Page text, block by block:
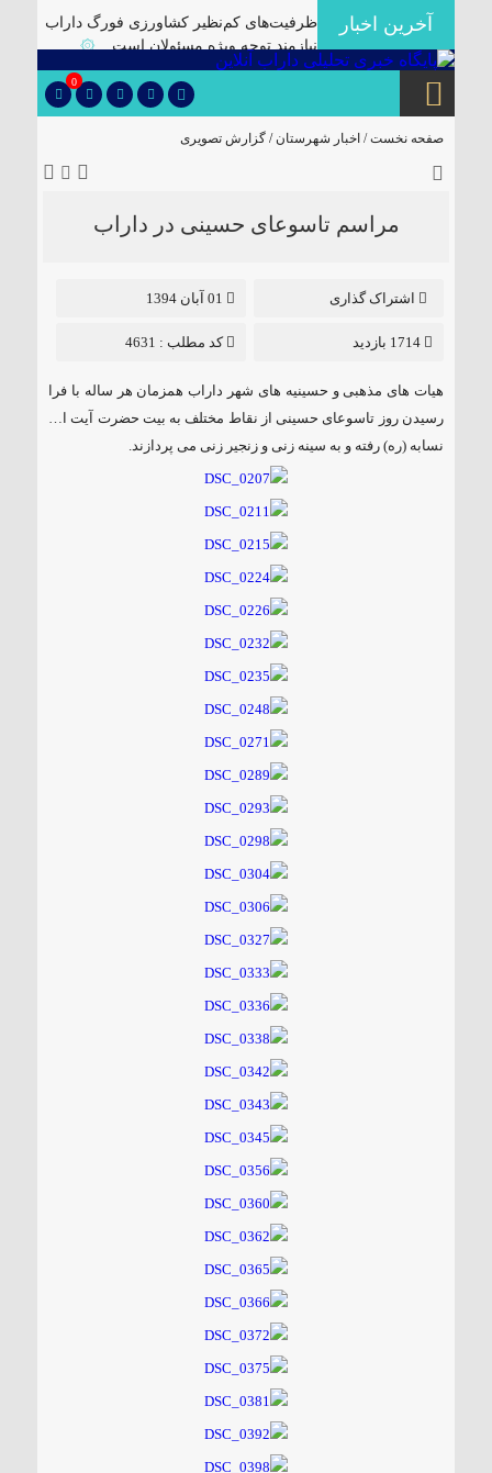
آخرین اخبار
ظرفیت‌های کم‌نظیر کشاورزی فورگ داراب
نیازمند توجه ویژه مسئولان است
۞
برگزاری آیین تودیع و معارفه بخشداران
شهرستان داراب با حضور مدیرکل سیاسی
🔴دارابگرد فارس در مسیر یونسکو/تدوین
نقشه راه ۵ ساله برای بازشناسی هویت
کشف ۱۰ هزار لیتر گازوئیل قاچاق در
یک فوتی بر اثر ریزش آوار در معدن منگنز
🔺انهدام باند توزیع موادمخدر در داراب/
باند
۞
۱۸۵ مگاواتی تابان هور در داراب با حضور
فرماندار ویژه شهرستان
0
صفحه نخست / اخبار شهرستان/ گزارش تصویری
مراسم تاسوعای حسینی در داراب
اشتراک گذاری
کد مطلب : 4631
هیات های مذهبی و حسینیه های شهر داراب همزمان هر ساله با فرا
رسیدن روز تاسوعای حسینی از نقاط مختلف به بیت حضرت آیت ا…
نسابه (ره) رفته و به سینه زنی و زنجیر زنی می پردازند.